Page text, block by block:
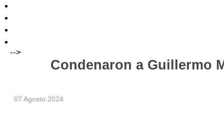
-->
Condenaron a Guillermo
07 Agosto 2024